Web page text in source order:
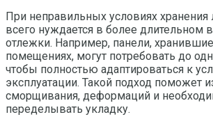
При неправильных условиях хранения
всего нуждается в более длительном
отлежки. Например, панели,
помещениях, могут потребовать до
чтобы полностью адаптироваться к
эксплуатации. Такой подход поможет
сморщивания, деформаций и
переделывать укладку.